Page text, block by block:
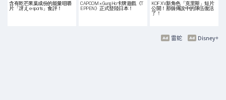
含有乾芒果葉成份的能量咀嚼
片「冴え e-sports」食評！
CAPCOM × GungHo卡牌遊戲《T
EPPEN》正式登陸日本！
KOF XV新角色「克里斯」短片
公開！那個傳說中的隊伍復活
了！
Disney+
雷蛇